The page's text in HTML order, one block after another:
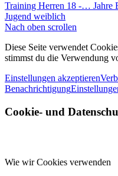
Training Herren 18 -… Jahre
Jugend weiblich
Nach oben scrollen
Diese Seite verwendet
stimmst du die Verwendung
Einstellungen akzeptieren
Benachrichtigung
Cookie- und
Wie wir Cookies verwenden